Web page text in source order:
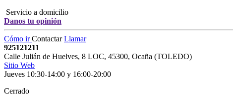
Servicio a domicilio
Danos tu opinión
Cómo irContactarLlamar
925121211
Calle Julián de Huelves, 8 LOC, 45300, Ocaña (TOLEDO)
Sitio Web
Jueves 10:30-14:00 y 16:00-20:00
Cerrado